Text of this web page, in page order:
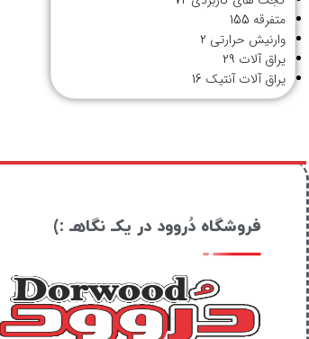
متفرقه 155
وارنیش حرارتی 2
یراق آلات 29
یراق آلات آنتیک 16
فروشگاه دُروود در یکـ نگاهـ :)